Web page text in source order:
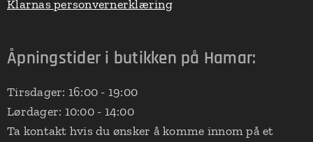
Klarnas personvernerklæring
Åpningstider i butikken på Hamar:
Tirsdager: 16:00 - 19:00
Lørdager: 10:00 - 14:00
Ta kontakt hvis du ønsker å komme innom på et